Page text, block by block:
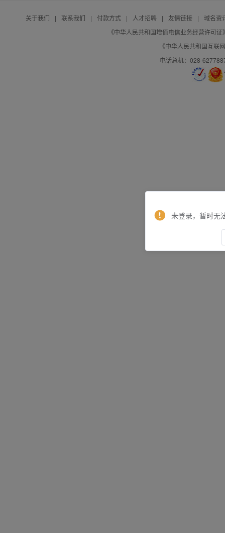
关于我们 | 联系我们 | 付款方式 | 人才招聘 | 友情链接 |
域名资
《中华人民共和国增值电信业务经营许可
《中华人民共和国互联
电话总机：028-
未登录，暂时无